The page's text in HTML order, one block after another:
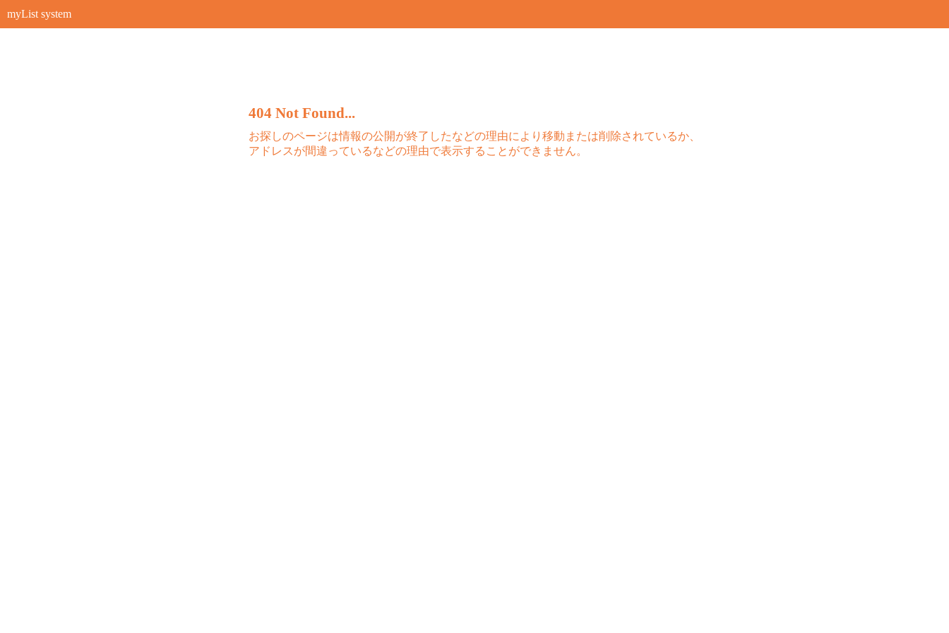
myList system
404 Not Found...
お探しのページは情報の公開が終了したなどの理由により移動または削除されているか、
アドレスが間違っているなどの理由で表示することができません。